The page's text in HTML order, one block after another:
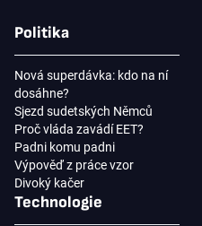
Politika
Nová superdávka: kdo na ní
dosáhne?
Sjezd sudetských Němců
Proč vláda zavádí EET?
Padni komu padni
Výpověď z práce vzor
Divoký kačer
Technologie